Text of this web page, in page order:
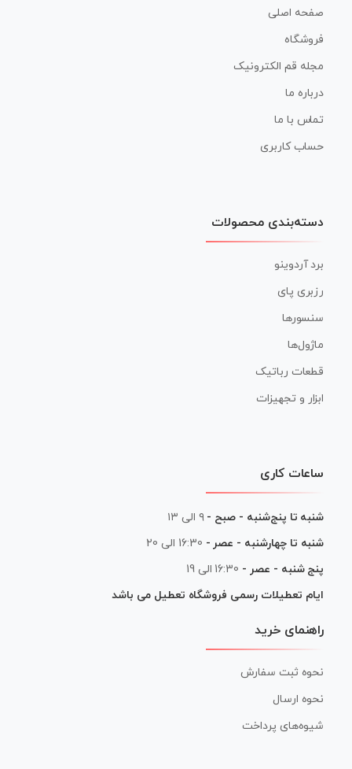
صفحه اصلی
فروشگاه
مجله قم الکترونیک
درباره ما
تماس با ما
حساب کاربری
دسته‌بندی محصولات
برد آردوینو
رزبری پای
سنسورها
ماژول‌ها
قطعات رباتیک
ابزار و تجهیزات
ساعات کاری
شنبه تا پنج‌شنبه - صبح - ۹ الی ۱۳
شنبه تا چهارشنبه - عصر - 16:30 الی 20
پنج شنبه - عصر - 16:30 الی 19
ایام تعطیلات رسمی فروشگاه تعطیل می باشد
راهنمای خرید
نحوه ثبت سفارش
نحوه ارسال
شیوه‌های پرداخت